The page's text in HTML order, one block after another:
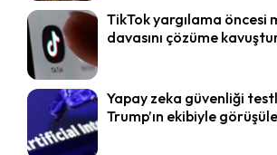
TikTok yargılama öncesi
davasını çözüme
Yapay zeka güvenliği
Trump’ın ekibiyle